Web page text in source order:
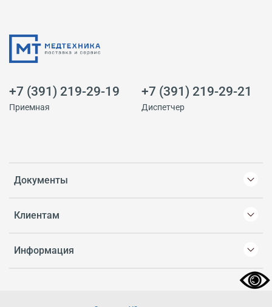
Документы
Клиентам
Информация
+7 (391) 219-29-19
Приемная
+7 (391) 219-29-21
Диспетчер